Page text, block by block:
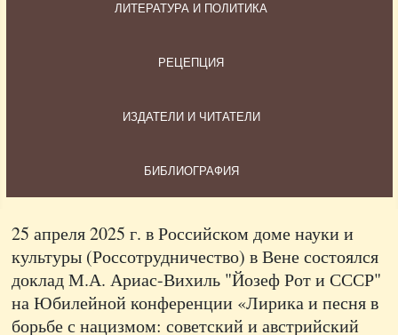
ЛИТЕРАТУРА И ПОЛИТИКА
РЕЦЕПЦИЯ
ИЗДАТЕЛИ И ЧИТАТЕЛИ
БИБЛИОГРАФИЯ
25 апреля 2025 г. в Российском доме науки и
культуры (Россотрудничество) в Вене состоялся
доклад М.А. Ариас-Вихиль "Йозеф Рот и СССР"
на Юбилейной конференции «Лирика и песня в
борьбе с нацизмом: советский и австрийский